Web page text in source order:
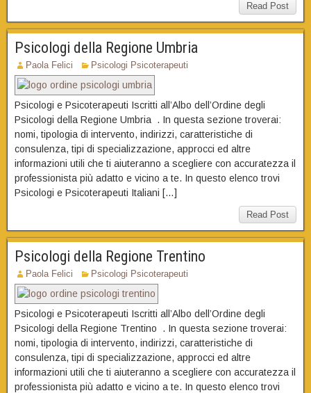
Read Post
Psicologi della Regione Umbria
Paola Felici Psicologi Psicoterapeuti
Psicologi e Psicoterapeuti Iscritti all’Albo dell’Ordine degli
Psicologi della Regione Umbria . In questa sezione troverai:
nomi, tipologia di intervento, indirizzi, caratteristiche di
consulenza, tipi di specializzazione, approcci ed altre
informazioni utili che ti aiuteranno a scegliere con accuratezza il
professionista più adatto e vicino a te. In questo elenco trovi
Psicologi e Psicoterapeuti Italiani […]
Read Post
Psicologi della Regione Trentino
Paola Felici Psicologi Psicoterapeuti
Psicologi e Psicoterapeuti Iscritti all’Albo dell’Ordine degli
Psicologi della Regione Trentino . In questa sezione troverai:
nomi, tipologia di intervento, indirizzi, caratteristiche di
consulenza, tipi di specializzazione, approcci ed altre
informazioni utili che ti aiuteranno a scegliere con accuratezza il
professionista più adatto e vicino a te. In questo elenco trovi